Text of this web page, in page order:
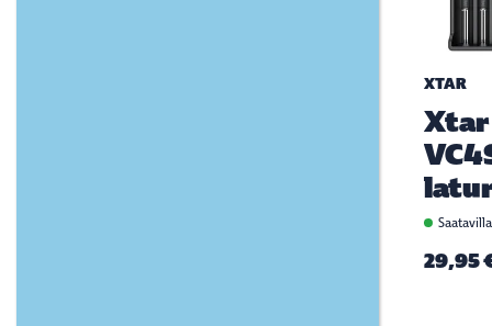
XTAR
Xtar
Saatavilla
29,95